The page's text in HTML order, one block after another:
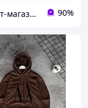
Інтернет-магазин Look 100 Clothes 90%